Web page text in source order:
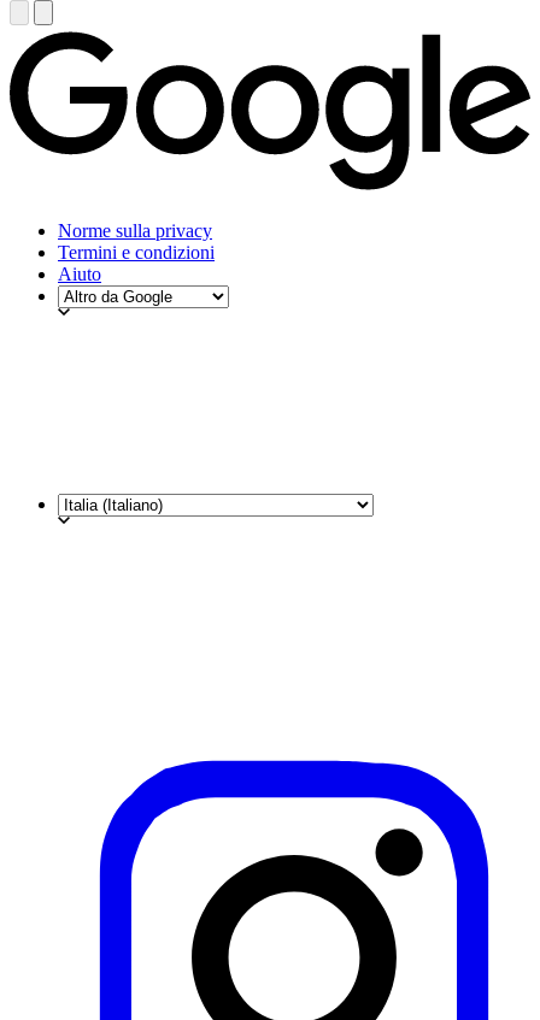
Norme sulla privacy
Termini e condizioni
Aiuto